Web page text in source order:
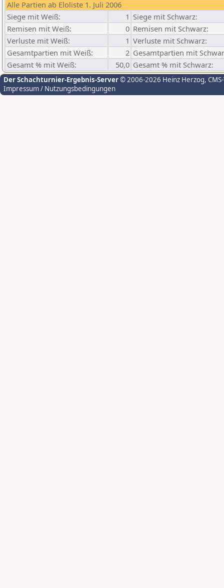
Alle Partien ab Eloliste 1. Juli 2006
Siege mit Weiß:
1 Siege mit Schwarz:
Remisen mit Weiß:
0 Remisen mit Schwarz:
Verluste mit Weiß:
1 Verluste mit Schwarz:
Gesamtpartien mit Weiß:
2 Gesamtpartien mit
Gesamt % mit Weiß:
50,0 Gesamt % mit Schwarz:
Der Schachturnier-Ergebnis-Server© 2006-2026 Heinz Herzog,
Impressum / Nutzungsbedingungen